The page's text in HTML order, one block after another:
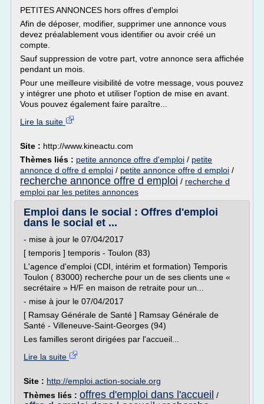
PETITES ANNONCES hors offres d'emploi
Afin de déposer, modifier, supprimer une annonce vous
devez préalablement vous identifier ou avoir créé un
compte.
Sauf suppression de votre part, votre annonce sera affichée
pendant un mois.
Pour une meilleure visibilité de votre message, vous pouvez
y intégrer une photo et utiliser l'option de mise en avant.
Vous pouvez également faire paraître...
Lire la suite
Site : http://www.kineactu.com
Thèmes liés : petite annonce offre d'emploi / petite
annonce d offre d emploi / petite annonce offre d emploi /
recherche annonce offre d emploi / recherche d
emploi par les petites annonces
Emploi dans le social : Offres d'emploi
dans le social et ...
- mise à jour le 07/04/2017
[ temporis ] temporis - Toulon (83)
L'agence d'emploi (CDI, intérim et formation) Temporis
Toulon ( 83000) recherche pour un de ses clients une «
secrétaire » H/F en maison de retraite pour un...
- mise à jour le 07/04/2017
[ Ramsay Générale de Santé ] Ramsay Générale de
Santé - Villeneuve-Saint-Georges (94)
Les familles seront dirigées par l'accueil...
Lire la suite
Site : http://emploi.action-sociale.org
Thèmes liés : offres d'emploi dans l'accueil /